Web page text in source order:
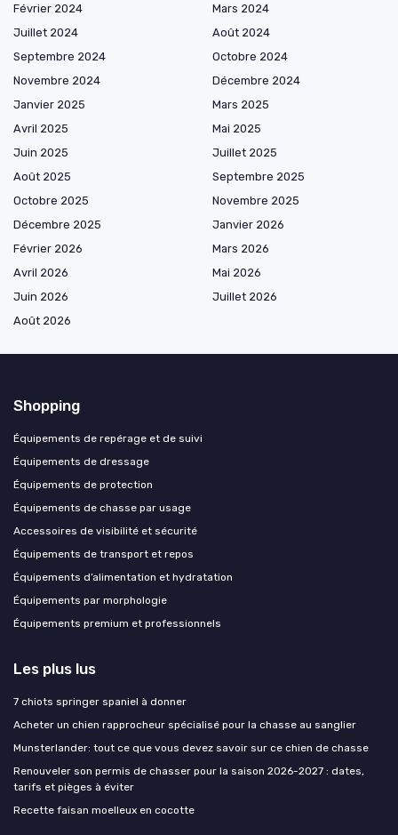
Février 2024
Mars 2024
Juillet 2024
Août 2024
Septembre 2024
Octobre 2024
Novembre 2024
Décembre 2024
Janvier 2025
Mars 2025
Avril 2025
Mai 2025
Juin 2025
Juillet 2025
Août 2025
Septembre 2025
Octobre 2025
Novembre 2025
Décembre 2025
Janvier 2026
Février 2026
Mars 2026
Avril 2026
Mai 2026
Juin 2026
Juillet 2026
Août 2026
Shopping
Équipements de repérage et de suivi
Équipements de dressage
Équipements de protection
Équipements de chasse par usage
Accessoires de visibilité et sécurité
Équipements de transport et repos
Équipements d’alimentation et hydratation
Équipements par morphologie
Équipements premium et professionnels
Les plus lus
7 chiots springer spaniel à donner
Acheter un chien rapprocheur spécialisé pour la chasse au sanglier
Munsterlander: tout ce que vous devez savoir sur ce chien de chasse
Renouveler son permis de chasser pour la saison 2026-2027 : dates,
tarifs et pièges à éviter
Recette faisan moelleux en cocotte